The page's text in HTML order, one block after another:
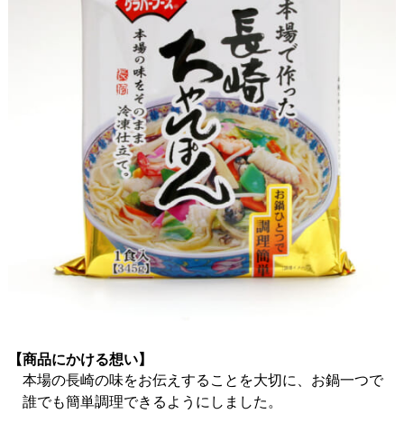
【商品にかける想い】
本場の長崎の味をお伝えすることを大切に、お鍋一つで
誰でも簡単調理できるようにしました。